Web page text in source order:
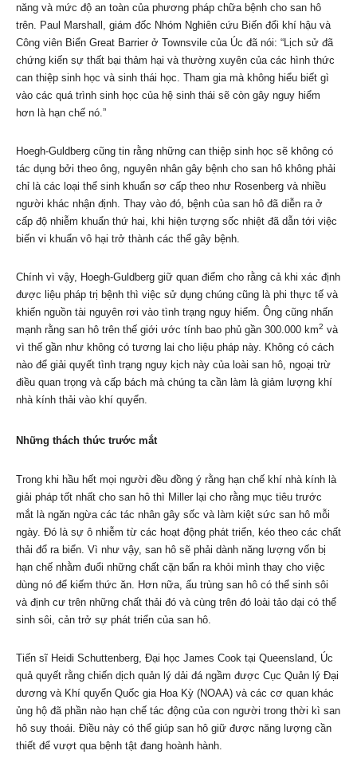
năng và mức độ an toàn của phương pháp chữa bệnh cho san hô
trên. Paul Marshall, giám đốc Nhóm Nghiên cứu Biến đổi khí hậu và
Công viên Biển Great Barrier ở Townsvile của Úc đã nói: “Lịch sử đã
chứng kiến sự thất bại thảm hại và thường xuyên của các hình thức
can thiệp sinh học và sinh thái học. Tham gia mà không hiểu biết gì
vào các quá trình sinh học của hệ sinh thái sẽ còn gây nguy hiểm
hơn là hạn chế nó.”
Hoegh-Guldberg cũng tin rằng những can thiệp sinh học sẽ không có
tác dụng bởi theo ông, nguyên nhân gây bệnh cho san hô không phải
chỉ là các loại thể sinh khuẩn sơ cấp theo như Rosenberg và nhiều
người khác nhận định. Thay vào đó, bệnh của san hô đã diễn ra ở
cấp độ nhiễm khuẩn thứ hai, khi hiện tượng sốc nhiệt đã dẫn tới việc
biến vi khuẩn vô hại trở thành các thể gây bệnh.
Chính vì vậy, Hoegh-Guldberg giữ quan điểm cho rằng cả khi xác định
được liệu pháp trị bệnh thì việc sử dụng chúng cũng là phi thực tế và
khiến nguồn tài nguyên rơi vào tình trạng nguy hiểm. Ông cũng nhấn
mạnh rằng san hô trên thế giới ước tính bao phủ gần 300.000 km2 và
vì thế gần như không có tương lai cho liệu pháp này. Không có cách
nào để giải quyết tình trạng nguy kịch này của loài san hô, ngoại trừ
điều quan trọng và cấp bách mà chúng ta cần làm là giảm lượng khí
nhà kính thải vào khí quyển.
Những thách thức trước mắt
Trong khi hầu hết mọi người đều đồng ý rằng hạn chế khí nhà kính là
giải pháp tốt nhất cho san hô thì Miller lại cho rằng mục tiêu trước
mắt là ngăn ngừa các tác nhân gây sốc và làm kiệt sức san hô mỗi
ngày. Đó là sự ô nhiễm từ các hoạt động phát triển, kéo theo các chất
thải đổ ra biển. Vì như vậy, san hô sẽ phải dành năng lượng vốn bị
hạn chế nhằm đuổi những chất cặn bẩn ra khỏi mình thay cho việc
dùng nó để kiếm thức ăn. Hơn nữa, ấu trùng san hô có thể sinh sôi
và định cư trên những chất thải đó và cùng trên đó loài tảo dại có thể
sinh sôi, cản trở sự phát triển của san hô.
Tiến sĩ Heidi Schuttenberg, Đại học James Cook tại Queensland, Úc
quả quyết rằng chiến dịch quản lý dải đá ngầm được Cục Quản lý Đại
dương và Khí quyển Quốc gia Hoa Kỳ (NOAA) và các cơ quan khác
ủng hộ đã phần nào hạn chế tác động của con người trong thời kì san
hô suy thoái. Điều này có thể giúp san hô giữ được năng lượng cần
thiết để vượt qua bệnh tật đang hoành hành.